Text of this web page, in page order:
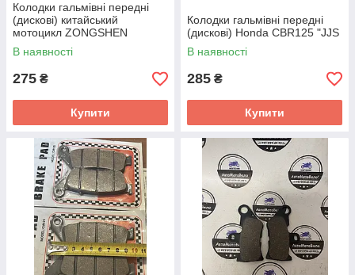
Колодки гальмівні передні
(дискові) китайський
мотоцикл ZONGSHEN
СВТ-125/150
В наявності
275 ₴
Купити
Колодки гальмівні передні
(дискові) Honda CBR125 "JJS
В наявності
285 ₴
Купити